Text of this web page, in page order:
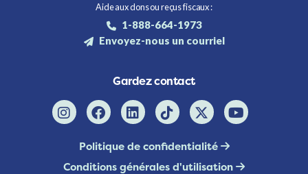
Aide aux dons ou reçus fiscaux :
1-888-664-1973
Envoyez-nous un courriel
Gardez contact
Politique de confidentialité
Conditions générales d'utilisation